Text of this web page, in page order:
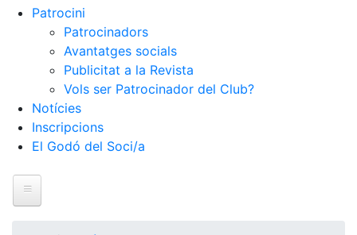
Patrocini
Patrocinadors
Avantatges socials
Publicitat a la Revista
Vols ser Patrocinador del Club?
Notícies
Inscripcions
El Godó del Soci/a